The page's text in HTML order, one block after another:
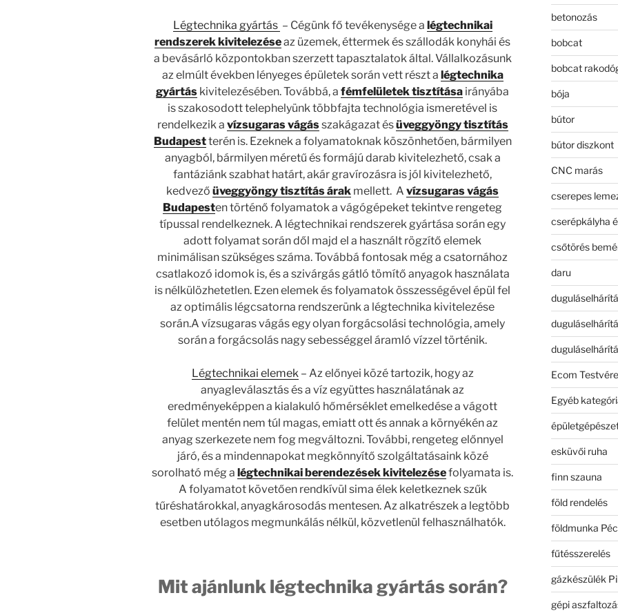
Légtechnika gyártás – Cégünk fő tevékenysége a légtechnikai
rendszerek kivitelezéseaz üzemek, éttermek és szállodák konyhái és
a bevásárló központokban szerzett tapasztalatok által. Vállalkozásunk
az elmúlt években lényeges épületek során vett részt a légtechnika
gyártás kivitelezésében. Továbbá, afémfelületek tisztítása irányába
is szakosodott telephelyünk többfajta technológia ismeretével is
rendelkezik a vízsugaras vágásszakágazat ésüveggyöngy tisztítás
Budapestterén is. Ezeknek a folyamatoknak köszönhetően, bármilyen
anyagból, bármilyen méretű és formájú darab kivitelezhető, csak a
fantáziánk szabhat határt, akár gravírozásra is jól kivitelezhető,
kedvezőüveggyöngy tisztítás árak mellett. Avízsugaras vágás
Budapesten történő folyamatok a vágógépeket tekintve rengeteg
típussal rendelkeznek. A légtechnikai rendszerek gyártása során egy
adott folyamat során dől majd el a használt rögzítő elemek
minimálisan szükséges száma. Továbbá fontosak még a csatornához
csatlakozó idomok is, és a szivárgás gátló tömítő anyagok használata
is nélkülözhetetlen. Ezen elemek és folyamatok összességével épül fel
az optimális légcsatorna rendszerünk a légtechnika kivitelezése
során.A vízsugaras vágás egy olyan forgácsolási technológia, amely
során a forgácsolás nagy sebességgel áramló vízzel történik.
Légtechnikai elemek– Az előnyei közé tartozik, hogy az
anyagleválasztás és a víz együttes használatának az
eredményeképpen a kialakuló hőmérséklet emelkedése a vágott
felület mentén nem túl magas, emiatt ott és annak a környékén az
anyag szerkezete nem fog megváltozni. További, rengeteg előnnyel
járó, és a mindennapokat megkönnyítő szolgáltatásaink közé
sorolható még alégtechnikai berendezések kivitelezésefolyamata is.
A folyamatot követően rendkívül sima élek keletkeznek szűk
tűréshatárokkal, anyagkárosodás mentesen. Az alkatrészek a legtöbb
esetben utólagos megmunkálás nélkül, közvetlenül felhasználhatók.
Mit ajánlunk légtechnika gyártás során?
betonozás
bobcat
bobcat
bója
bútor
bútor diszkont
CNC marás
cserepes
cserépkályha
csőtörés
daru
Ecom
Egyéb
esküvői ruha
finn szauna
föld rendelés
földmunka
fűtésszerelés
gázkészülék
gépi